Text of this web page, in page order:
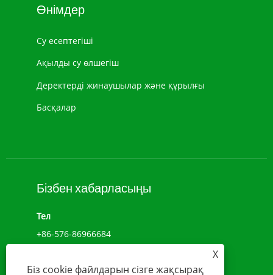
Өнімдер
Су есептегіші
Ақылды су өлшегіш
Деректерді жинаушылар және құрылғы
Басқалар
Бізбен хабарласыңы
Тел
+86-576-86966684
X
Біз cookie файлдарын сізге жақсырақ